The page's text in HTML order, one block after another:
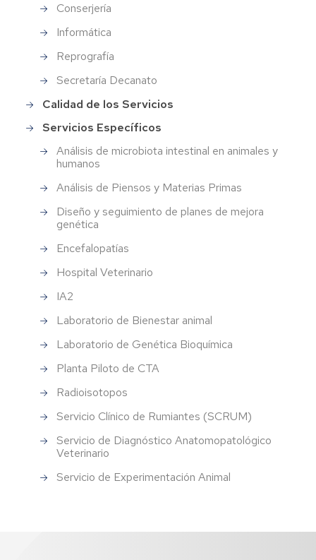
Conserjería
Informática
Reprografía
Secretaría Decanato
Calidad de los Servicios
Servicios Específicos
Análisis de microbiota intestinal en animales y
humanos
Análisis de Piensos y Materias Primas
Diseño y seguimiento de planes de mejora
genética
Encefalopatías
Hospital Veterinario
IA2
Laboratorio de Bienestar animal
Laboratorio de Genética Bioquímica
Planta Piloto de CTA
Radioisotopos
Servicio Clínico de Rumiantes (SCRUM)
Servicio de Diagnóstico Anatomopatológico
Veterinario
Servicio de Experimentación Animal